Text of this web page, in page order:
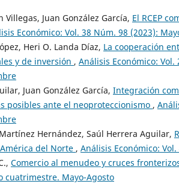
Villegas, Juan González García, El RCEP
Económico: Vol. 38 Núm. 98 (2023):
Heri O. Landa Díaz, La cooperación
y de inversión , Análisis Económico:
Juan González García, Integración
posibles ante el neoproteccionismo ,
Hernández, Saúl Herrera Aguilar,
del Norte , Análisis Económico:
Comercio al menudeo y cruces
cuatrimestre. Mayo-Agosto